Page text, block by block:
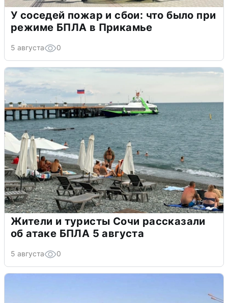
У соседей пожар и сбои: что было при
режиме БПЛА в Прикамье
5 августа 0
Жители и туристы Сочи рассказали
об атаке БПЛА 5 августа
5 августа 0